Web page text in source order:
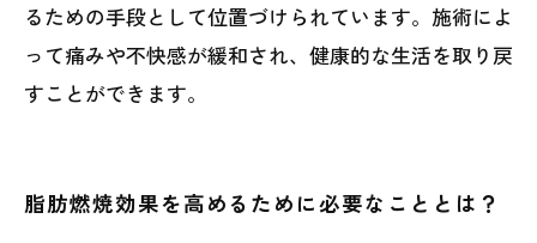
るための手段として位置づけられています。施術によ
って痛みや不快感が緩和され、健康的な生活を取り戻
すことができます。
脂肪燃焼効果を高めるために必要なこととは？